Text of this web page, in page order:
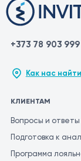
+373 78 903 999
Как нас
КЛИЕНТАМ
Вопросы и ответы
Подготовка к
Программа